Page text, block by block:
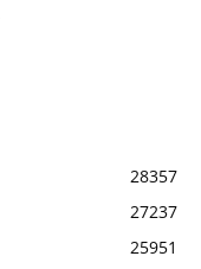
28357
27237
25951